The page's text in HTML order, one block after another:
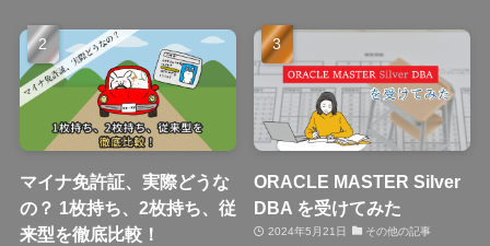
マイナ免許証、実際どうな
の？ 1枚持ち、2枚持ち、従
来型を徹底比較！
ORACLE MASTER Silver
DBA を受けてみた
2024年5月21日 その他の記事